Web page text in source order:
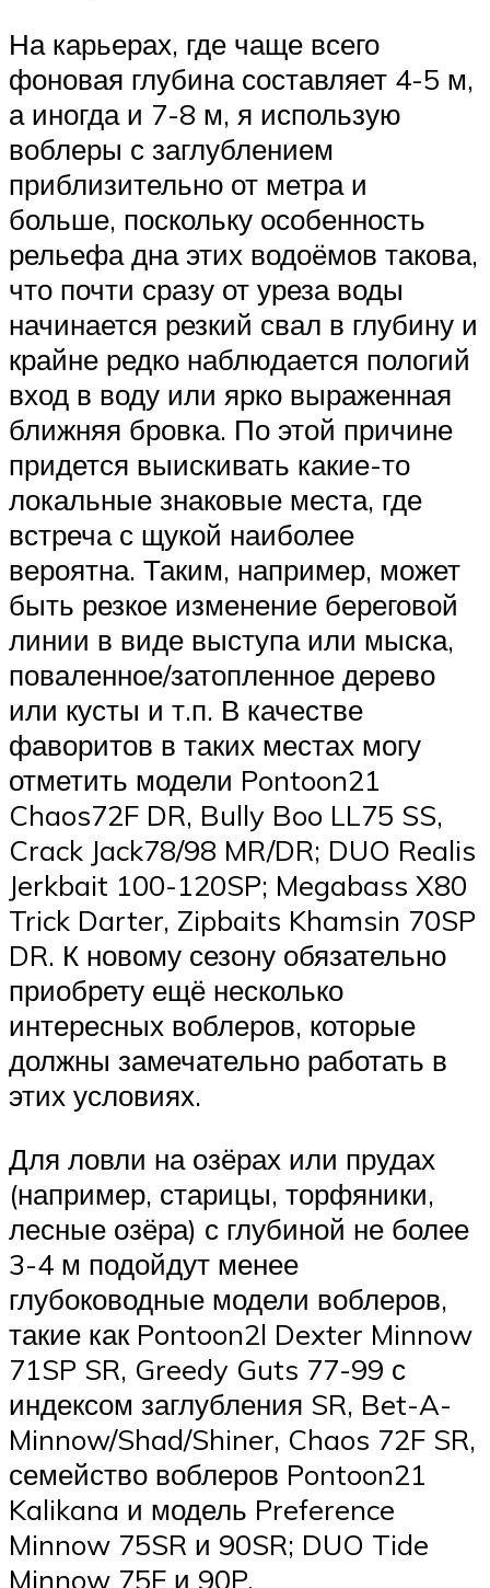
На карьерах, где чаще всего
фоновая глубина составляет 4-5 м,
а иногда и 7-8 м, я использую
воблеры с заглублением
приблизительно от метра и
больше, поскольку особенность
рельефа дна этих водоёмов такова,
что почти сразу от уреза воды
начинается резкий свал в глубину и
крайне редко наблюдается пологий
вход в воду или ярко выраженная
ближняя бровка. По этой причине
придется выискивать какие-то
локальные знаковые места, где
встреча с щукой наиболее
вероятна. Таким, например, может
быть резкое изменение береговой
линии в виде выступа или мыска,
поваленное/затопленное дерево
или кусты и т.п. В качестве
фаворитов в таких местах могу
отметить модели Pontoon21
Chaos72F DR, Bully Boo LL75 SS,
Crack Jack78/98 MR/DR; DUO Realis
Jerkbait 100-120SP; Megabass X80
Trick Darter, Zipbaits Khamsin 70SP
DR. К новому сезону обязательно
приобрету ещё несколько
интересных воблеров, которые
должны замечательно работать в
этих условиях.
Для ловли на озёрах или прудах
(например, старицы, торфяники,
лесные озёра) с глубиной не более
3-4 м подойдут менее
глубоководные модели воблеров,
такие как Pontoon2l Dexter Minnow
71SP SR, Greedy Guts 77-99 с
индексом заглубления SR, Bet-A-
Minnow/Shad/Shiner, Chaos 72F SR,
семейство воблеров Pontoon21
Kalikana и модель Preference
Minnow 75SR и 90SR; DUO Tide
Minnow 75F и 90P.